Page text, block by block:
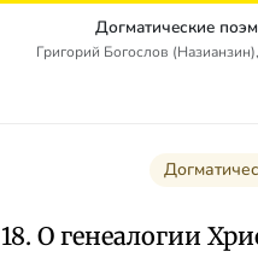
Догматические
Григорий Богослов
18. О генеалогии